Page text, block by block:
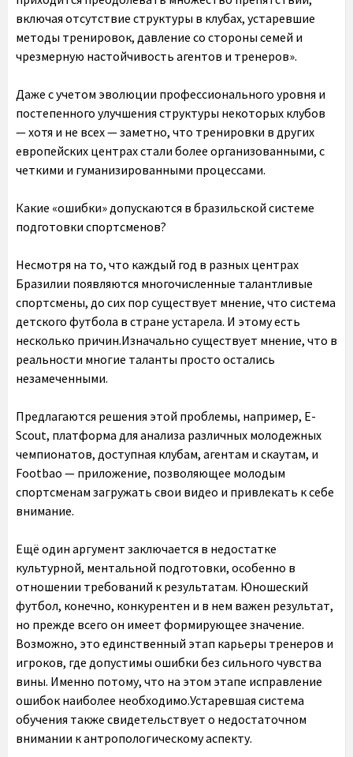
включая отсутствие структуры в клубах, устаревшие
методы тренировок, давление со стороны семей и
чрезмерную настойчивость агентов и тренеров».
Даже с учетом эволюции профессионального уровня и
постепенного улучшения структуры некоторых клубов
— хотя и не всех — заметно, что тренировки в других
европейских центрах стали более организованными, с
четкими и гуманизированными процессами.
Какие «ошибки» допускаются в бразильской системе
подготовки спортсменов?
Несмотря на то, что каждый год в разных центрах
Бразилии появляются многочисленные талантливые
спортсмены, до сих пор существует мнение, что система
детского футбола в стране устарела. И этому есть
несколько причин.Изначально существует мнение, что в
реальности многие таланты просто остались
незамеченными.
Предлагаются решения этой проблемы, например, E-
Scout, платформа для анализа различных молодежных
чемпионатов, доступная клубам, агентам и скаутам, и
Footbao — приложение, позволяющее молодым
спортсменам загружать свои видео и привлекать к себе
внимание.
Ещё один аргумент заключается в недостатке
культурной, ментальной подготовки, особенно в
отношении требований к результатам. Юношеский
футбол, конечно, конкурентен и в нем важен результат,
но прежде всего он имеет формирующее значение.
Возможно, это единственный этап карьеры тренеров и
игроков, где допустимы ошибки без сильного чувства
вины. Именно потому, что на этом этапе исправление
ошибок наиболее необходимо.Устаревшая система
обучения также свидетельствует о недостаточном
внимании к антропологическому аспекту.